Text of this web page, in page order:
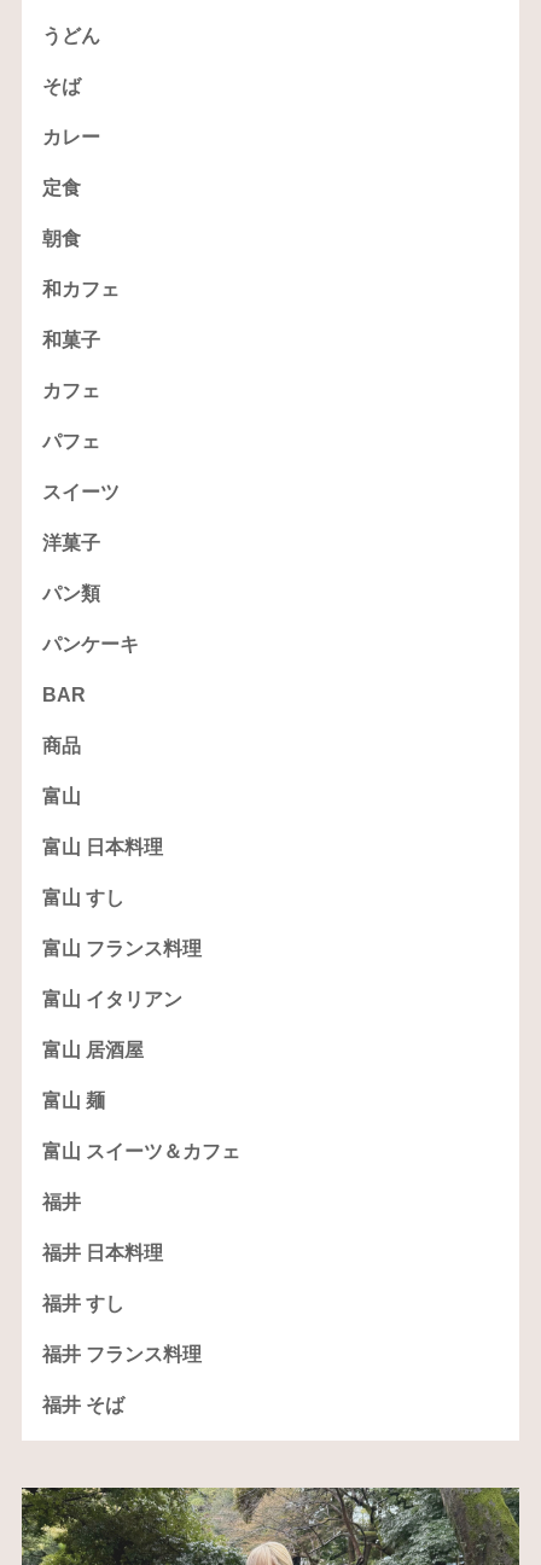
うどん
そば
カレー
定食
朝食
和カフェ
和菓子
カフェ
パフェ
スイーツ
洋菓子
パン類
パンケーキ
BAR
商品
富山
富山 日本料理
富山 すし
富山 フランス料理
富山 イタリアン
富山 居酒屋
富山 麺
富山 スイーツ＆カフェ
福井
福井 日本料理
福井 すし
福井 フランス料理
福井 そば